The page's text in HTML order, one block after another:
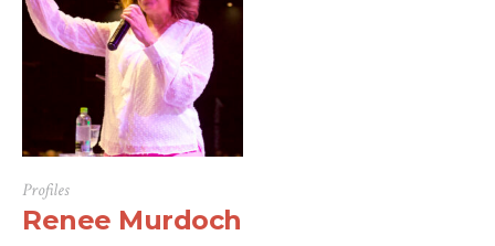
Profiles
Renee Murdoch